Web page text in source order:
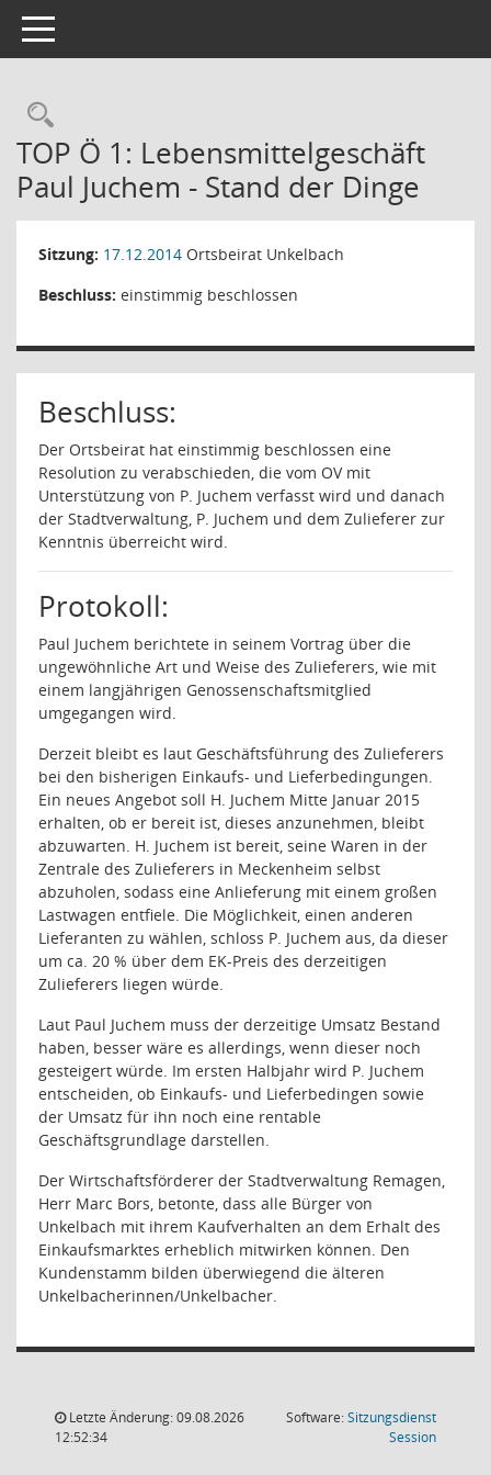
Toggle navigation
Rechercheauswahl
TOP Ö 1: Lebensmittelgeschäft
Paul Juchem - Stand der Dinge
Sitzung: 17.12.2014 Ortsbeirat Unkelbach
Beschluss: einstimmig beschlossen
Beschluss:
Der Ortsbeirat hat einstimmig beschlossen eine
Resolution zu verabschieden, die vom OV mit
Unterstützung von P. Juchem verfasst wird und danach
der Stadtverwaltung, P. Juchem und dem Zulieferer zur
Kenntnis überreicht wird.
Protokoll:
Paul Juchem berichtete in seinem Vortrag über die
ungewöhnliche Art und Weise des Zulieferers, wie mit
einem langjährigen Genossenschaftsmitglied
umgegangen wird.
Derzeit bleibt es laut Geschäftsführung des Zulieferers
bei den bisherigen Einkaufs- und Lieferbedingungen.
Ein neues Angebot soll H. Juchem Mitte Januar 2015
erhalten, ob er bereit ist, dieses anzunehmen, bleibt
abzuwarten. H. Juchem ist bereit, seine Waren in der
Zentrale des Zulieferers in Meckenheim selbst
abzuholen, sodass eine Anlieferung mit einem großen
Lastwagen entfiele. Die Möglichkeit, einen anderen
Lieferanten zu wählen, schloss P. Juchem aus, da dieser
um ca. 20 % über dem EK-Preis des derzeitigen
Zulieferers liegen würde.
Laut Paul Juchem muss der derzeitige Umsatz Bestand
haben, besser wäre es allerdings, wenn dieser noch
gesteigert würde. Im ersten Halbjahr wird P. Juchem
entscheiden, ob Einkaufs- und Lieferbedingen sowie
der Umsatz für ihn noch eine rentable
Geschäftsgrundlage darstellen.
Der Wirtschaftsförderer der Stadtverwaltung Remagen,
Herr Marc Bors, betonte, dass alle Bürger von
Unkelbach mit ihrem Kaufverhalten an dem Erhalt des
Einkaufsmarktes erheblich mitwirken können. Den
Kundenstamm bilden überwiegend die älteren
Unkelbacherinnen/Unkelbacher.
Letzte Änderung: 09.08.2026
12:52:34
Software:Sitzungsdienst
Session(Wird in